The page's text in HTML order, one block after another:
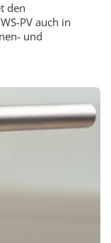
den
PV auch in
und